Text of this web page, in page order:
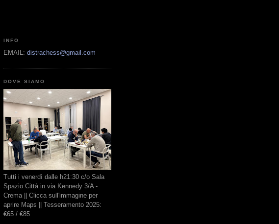
INFO
EMAIL: distrachess@gmail.com
DOVE SIAMO
Tutti i venerdì dalle h21:30 c/o Sala
Spazio Città in via Kennedy 3/A -
Crema || Clicca sull'immagine per
aprire Maps || Tesseramento 2025:
€65 / €85